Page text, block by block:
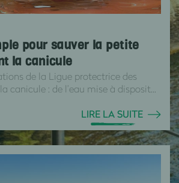
pour sauver la petite
la canicule
de la Ligue protectrice des
canicule : de l’eau mise à disposit...
LIRE LA SUITE